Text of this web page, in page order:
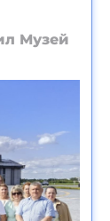
Музей